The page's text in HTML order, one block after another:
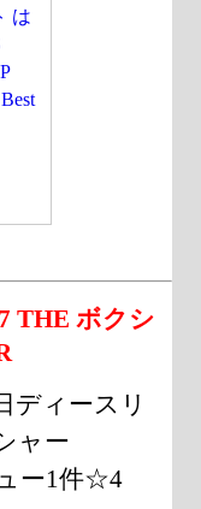
は
THE ボクシ
ディースリ
ャー
ー1件☆4